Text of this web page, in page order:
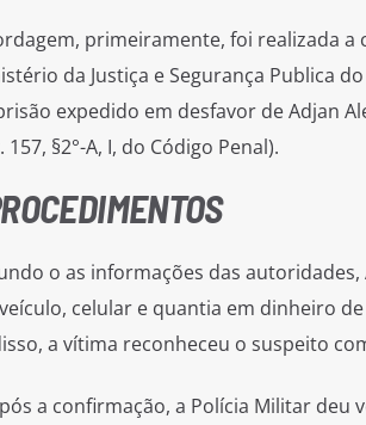
primeiramente, foi realizada a
da Justiça e Segurança Publica
expedido em desfavor de Adjan
§2°-A, I, do Código Penal).
o as informações das
celular e quantia em dinheiro
a vítima reconheceu o suspeito
a confirmação, a Polícia Militar deu